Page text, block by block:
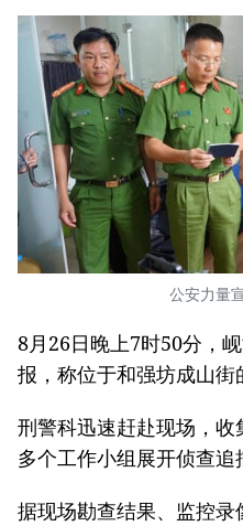
公安力量
8月26日晚上7时50分，
报，称位于和强坊成山街
刑警科迅速赶赴现场，
多个工作小组展开侦查追
据现场勘查结果、监控